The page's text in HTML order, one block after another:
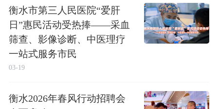
衡水市第三人民医院“爱肝
日”惠民活动受热捧——采血
筛查、影像诊断、中医理疗
一站式服务市民
03-19
衡水2026年春风行动招聘会